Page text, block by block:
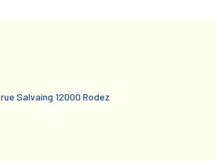
Salvaing 12000 Rodez